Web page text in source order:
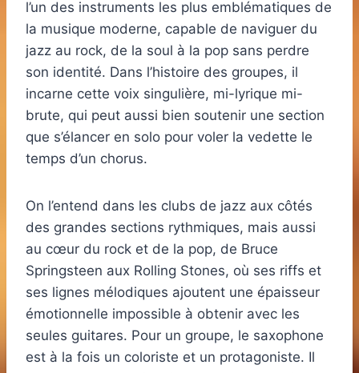
l’un des instruments les plus emblématiques de
la musique moderne, capable de naviguer du
jazz au rock, de la soul à la pop sans perdre
son identité. Dans l’histoire des groupes, il
incarne cette voix singulière, mi-lyrique mi-
brute, qui peut aussi bien soutenir une section
que s’élancer en solo pour voler la vedette le
temps d’un chorus.
On l’entend dans les clubs de jazz aux côtés
des grandes sections rythmiques, mais aussi
au cœur du rock et de la pop, de Bruce
Springsteen aux Rolling Stones, où ses riffs et
ses lignes mélodiques ajoutent une épaisseur
émotionnelle impossible à obtenir avec les
seules guitares. Pour un groupe, le saxophone
est à la fois un coloriste et un protagoniste. Il